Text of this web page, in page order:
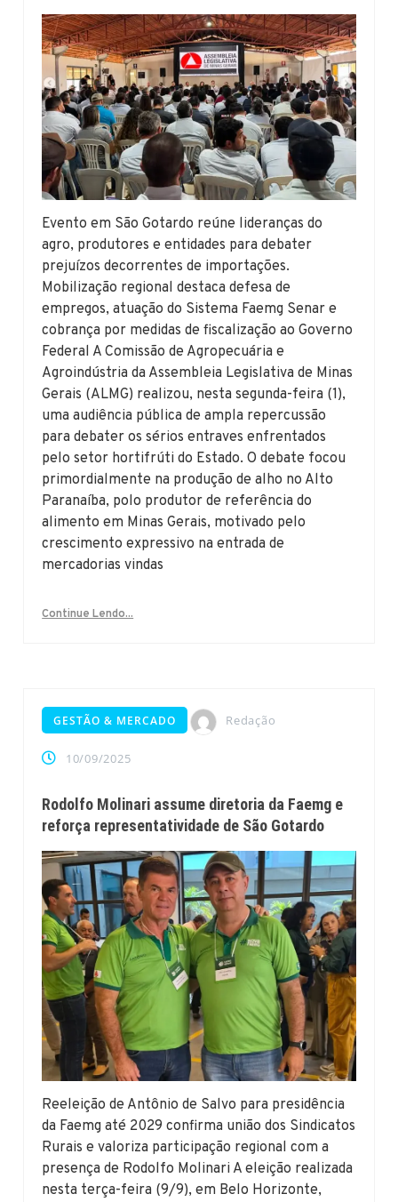
Evento em São Gotardo reúne lideranças do
agro, produtores e entidades para debater
prejuízos decorrentes de importações.
Mobilização regional destaca defesa de
empregos, atuação do Sistema Faemg Senar e
cobrança por medidas de fiscalização ao Governo
Federal A Comissão de Agropecuária e
Agroindústria da Assembleia Legislativa de Minas
Gerais (ALMG) realizou, nesta segunda-feira (1),
uma audiência pública de ampla repercussão
para debater os sérios entraves enfrentados
pelo setor hortifrúti do Estado. O debate focou
primordialmente na produção de alho no Alto
Paranaíba, polo produtor de referência do
alimento em Minas Gerais, motivado pelo
crescimento expressivo na entrada de
mercadorias vindas
Continue Lendo...
GESTÃO & MERCADO Redação
10/09/2025
Rodolfo Molinari assume diretoria da Faemg e
reforça representatividade de São Gotardo
Reeleição de Antônio de Salvo para presidência
da Faemg até 2029 confirma união dos Sindicatos
Rurais e valoriza participação regional com a
presença de Rodolfo Molinari A eleição realizada
nesta terça-feira (9/9), em Belo Horizonte,